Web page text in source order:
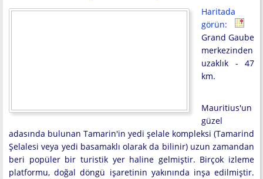
Haritada
görün:
Grand Gaube
merkezinden
uzaklık - 47
km.
Mauritius'un
güzel
adasında bulunan Tamarin'in yedi şelale kompleksi (Tamarind
Şelalesi veya yedi basamaklı olarak da bilinir) uzun zamandan
beri popüler bir turistik yer haline gelmiştir. Birçok izleme
platformu, doğal döngü işaretinin yakınında inşa edilmiştir.